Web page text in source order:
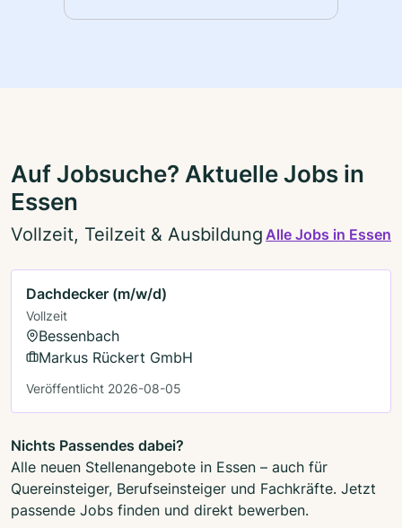
Auf Jobsuche? Aktuelle Jobs in
Essen
Vollzeit, Teilzeit & Ausbildung Alle Jobs in Essen
Dachdecker (m/w/d)
Vollzeit
Bessenbach
Markus Rückert GmbH
Veröffentlicht 2026-08-05
Nichts Passendes dabei?
Alle neuen Stellenangebote in Essen – auch für
Quereinsteiger, Berufseinsteiger und Fachkräfte. Jetzt
passende Jobs finden und direkt bewerben.